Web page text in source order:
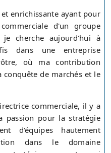
enrichissante ayant pour
d'un groupe
cherche aujourd'hui à
dans une entreprise
où ma contribution
de marchés et le
commerciale, il y a
passion pour la stratégie
d'équipes hautement
dans le domaine